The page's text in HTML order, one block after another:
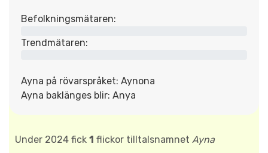
Befolkningsmätaren:
Trendmätaren:
Ayna på rövarspråket: Aynona
Ayna baklänges blir: Anya
Under 2024 fick 1 flickor tilltalsnamnet Ayna